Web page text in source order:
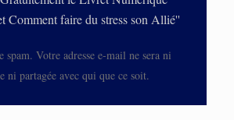
Comment faire du stress son Allié''
spam. Votre adresse e-mail ne sera ni
ni partagée avec qui que ce soit.